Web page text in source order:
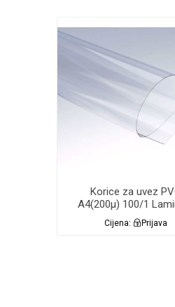
Korice za uvez
A4(200µ) 100/1
PROZIRNE CLEAR
Cijena: Prijava